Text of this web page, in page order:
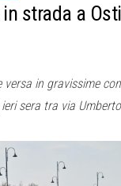
strada a
versa in gravissime
sera tra via